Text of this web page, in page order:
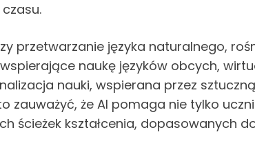
przetwarzanie języka naturalnego,
naukę języków obcych,
nauki, wspierana przez
zauważyć, że AI pomaga nie tylko
ścieżek kształcenia, dopasowanych